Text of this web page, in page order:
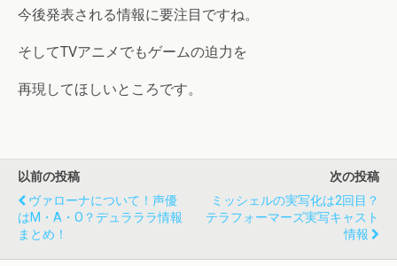
今後発表される情報に要注目ですね。
そしてTVアニメでもゲームの迫力を
再現してほしいところです。
以前の投稿
ヴァローナについて！声優
はM・A・O？デュラララ情報
まとめ！
次の投稿
ミッシェルの実写化は2回目？
テラフォーマーズ実写キャスト
情報